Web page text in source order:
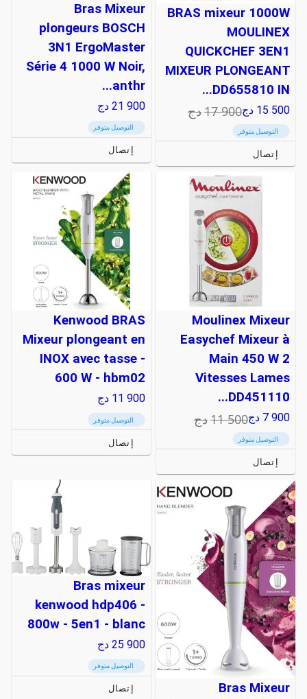
BRAS mixeur 1000W
MOULINEX
QUICKCHEF 3EN1
MIXEUR PLONGEANT
DD655810 IN...
15 500 دج17 900دج
التوصيل متوفر
إتصال
Bras Mixeur
plongeurs BOSCH
3N1 ErgoMaster
Série 4 1000 W Noir,
anthr...
21 900 دج
التوصيل متوفر
إتصال
Moulinex Mixeur
Easychef Mixeur à
Main 450 W 2
Vitesses Lames
DD451110...
7 900 دج11 500دج
التوصيل متوفر
إتصال
Kenwood BRAS
Mixeur plongeant en
INOX avec tasse -
600 W - hbm02
11 900 دج
التوصيل متوفر
إتصال
Bras Mixeur
Bras mixeur
kenwood hdp406 -
800w - 5en1 - blanc
25 900 دج
التوصيل متوفر
إتصال